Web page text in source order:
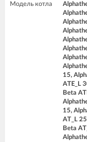
Модель котла
15,
ATE_L
Beta
15,
AT_L
Beta